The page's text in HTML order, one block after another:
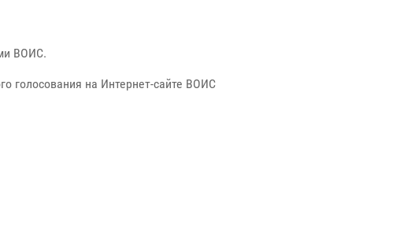
ВОИС.
голосования на Интернет-сайте ВОИС